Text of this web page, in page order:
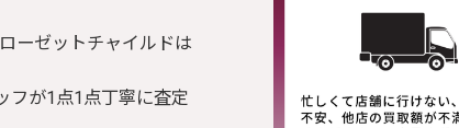
ーゼットチャイルドは
フが1点1点丁寧に査定